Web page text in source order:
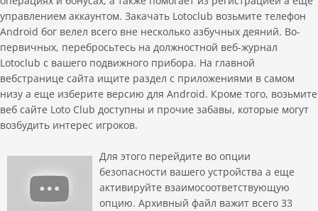
управлением аккаунтом. Закачать Lotoclub возьмите телефон
Android бог велел всего вне несколько азбучных деяний. Во-
первичных, перебросьтесь на должностной веб-журнал
Lotoclub с вашего подвижного прибора. На главной
вебстранице сайта ищите раздел с приложениями в самом
низу а еще изберите версию для Android. Кроме того, возьмите
веб сайте Loto Club доступны и прочие забавы, которые могут
возбудить интерес игроков.
Для этого перейдите во опции
безопасности вашего устройства а еще
активируйте взаимосоответствующую
опцию. Архивный файл важит всего 33